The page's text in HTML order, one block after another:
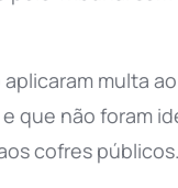
multa
que não foram
cofres públicos.